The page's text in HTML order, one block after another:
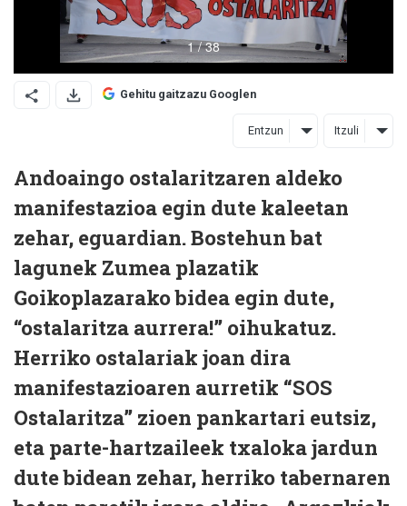
Gehitu gaitzazu Googlen
Entzun Itzuli
Andoaingo ostalaritzaren aldeko
manifestazioa egin dute kaleetan
zehar, eguardian. Bostehun bat
lagunek Zumea plazatik
Goikoplazarako bidea egin dute,
“ostalaritza aurrera!” oihukatuz.
Herriko ostalariak joan dira
manifestazioaren aurretik “SOS
Ostalaritza” zioen pankartari eutsiz,
eta parte-hartzaileek txaloka jardun
dute bidean zehar, herriko tabernaren